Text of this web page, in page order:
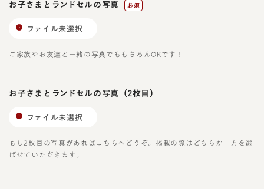
お子さまとランドセルの写真 必須
ファイル未選択
ご家族やお友達と一緒の写真でももちろんOKです！
お子さまとランドセルの写真 （2枚目）
ファイル未選択
もし2枚目の写真があればこちらへどうぞ。掲載の際はどちらか一方を選
ばせていただきます。